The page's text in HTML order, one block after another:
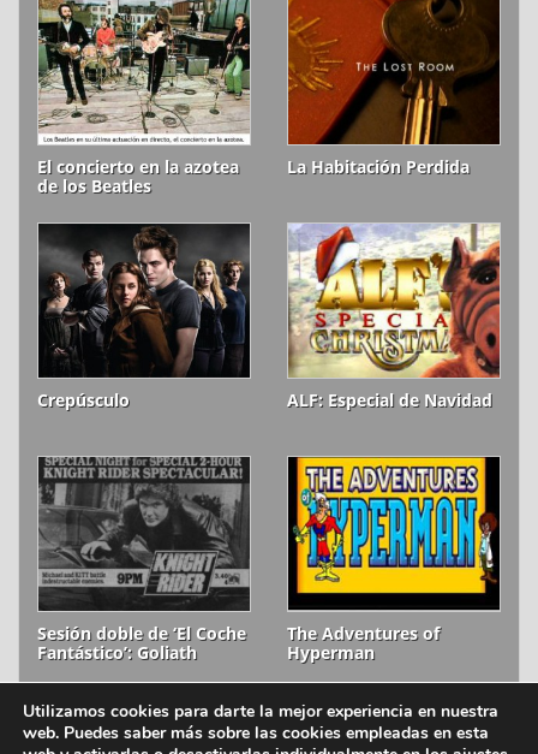
El concierto en la azotea
de los Beatles
La Habitación Perdida
Crepúsculo ALF: Especial de Navidad
Sesión doble de ‘El Coche
Fantástico’: Goliath
The Adventures of
Hyperman
ion litio © 2006-2026 Aviso legal
Utilizamos cookies para darte la mejor experiencia en nuestra
web. Puedes saber más sobre las cookies empleadas en esta